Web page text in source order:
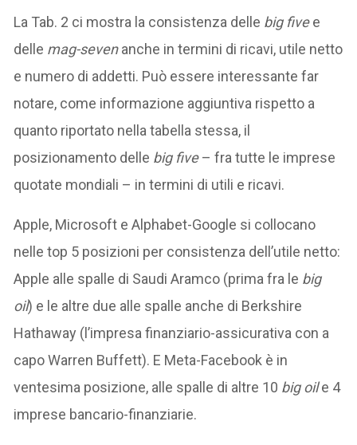
La Tab. 2 ci mostra la consistenza delle big fivee
delle mag-sevenanche in termini di ricavi, utile netto
e numero di addetti. Può essere interessante far
notare, come informazione aggiuntiva rispetto a
quanto riportato nella tabella stessa, il
posizionamento delle big five– fra tutte le imprese
quotate mondiali – in termini di utili e ricavi.
Apple, Microsoft e Alphabet-Google si collocano
nelle top 5 posizioni per consistenza dell’utile netto:
Apple alle spalle di Saudi Aramco (prima fra le big
oil) e le altre due alle spalle anche di Berkshire
Hathaway (l’impresa finanziario-assicurativa con a
capo Warren Buffett). E Meta-Facebook è in
ventesima posizione, alle spalle di altre 10 big oile 4
imprese bancario-finanziarie.